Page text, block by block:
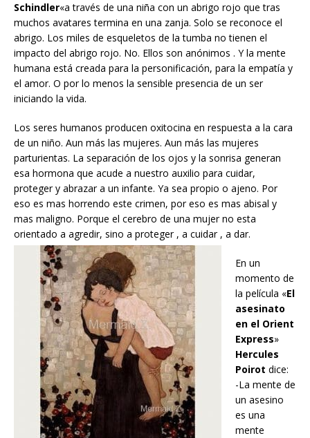
Schindler«a través de una niña con un abrigo rojo que tras
muchos avatares termina en una zanja. Solo se reconoce el
abrigo. Los miles de esqueletos de la tumba no tienen el
impacto del abrigo rojo. No. Ellos son anónimos . Y la mente
humana está creada para la personificación, para la empatía y
el amor. O por lo menos la sensible presencia de un ser
iniciando la vida.
Los seres humanos producen oxitocina en respuesta a la cara
de un niño. Aun más las mujeres. Aun más las mujeres
parturientas. La separación de los ojos y la sonrisa generan
esa hormona que acude a nuestro auxilio para cuidar,
proteger y abrazar a un infante. Ya sea propio o ajeno. Por
eso es mas horrendo este crimen, por eso es mas abisal y
mas maligno. Porque el cerebro de una mujer no esta
orientado a agredir, sino a proteger , a cuidar , a dar.
En un
momento de
la película «El
asesinato
en el Orient
Express»
Hercules
Poirot dice:
-La mente de
un asesino
es una
mente